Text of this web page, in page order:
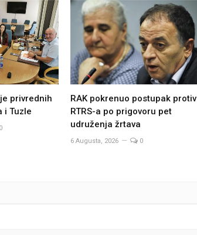
privrednih
i Tuzle
RAK pokrenuo postupak protiv
RTRS-a po prigovoru pet
udruženja žrtava
6 Augusta, 2026 0